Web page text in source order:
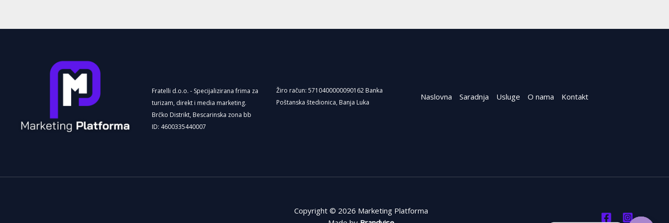
r
m
Fratelli d.o.o. - Specijalizirana frima za
turizam, direkt i media marketing.
Brčko Distrikt, Bescarinska zona bb
ID: 4600335440007
Žiro račun: 5710400000090162 Banka
Poštanska štedionica, Banja Luka
Naslovna Saradnja Usluge O nama Kontakt
Copyright © 2026 Marketing Platforma